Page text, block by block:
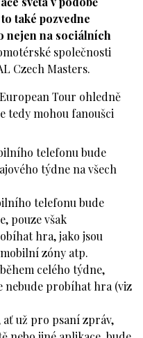
také pozvedne
nejen na sociálních
společnosti
Czech Masters.
Tour ohledně
tedy mohou fanoušci
telefonu bude
týdne na všech
telefonu bude
pouze však
hra, jako jsou
zóny atp.
celého týdne,
nebude probíhat hra (viz
už pro psaní zpráv,